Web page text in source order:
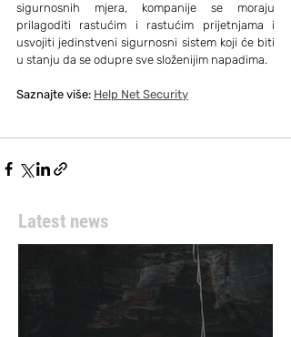
sigurnosnih mjera, kompanije se moraju
prilagoditi rastućim i rastućim prijetnjama i
usvojiti jedinstveni sigurnosni sistem koji će biti
u stanju da se odupre sve složenijim napadima.
Saznajte više: Help Net Security
Latest news